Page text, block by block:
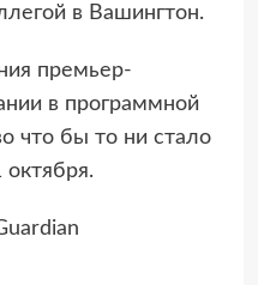
в Вашингтон.
премьер-
в программной
что бы то ни стало